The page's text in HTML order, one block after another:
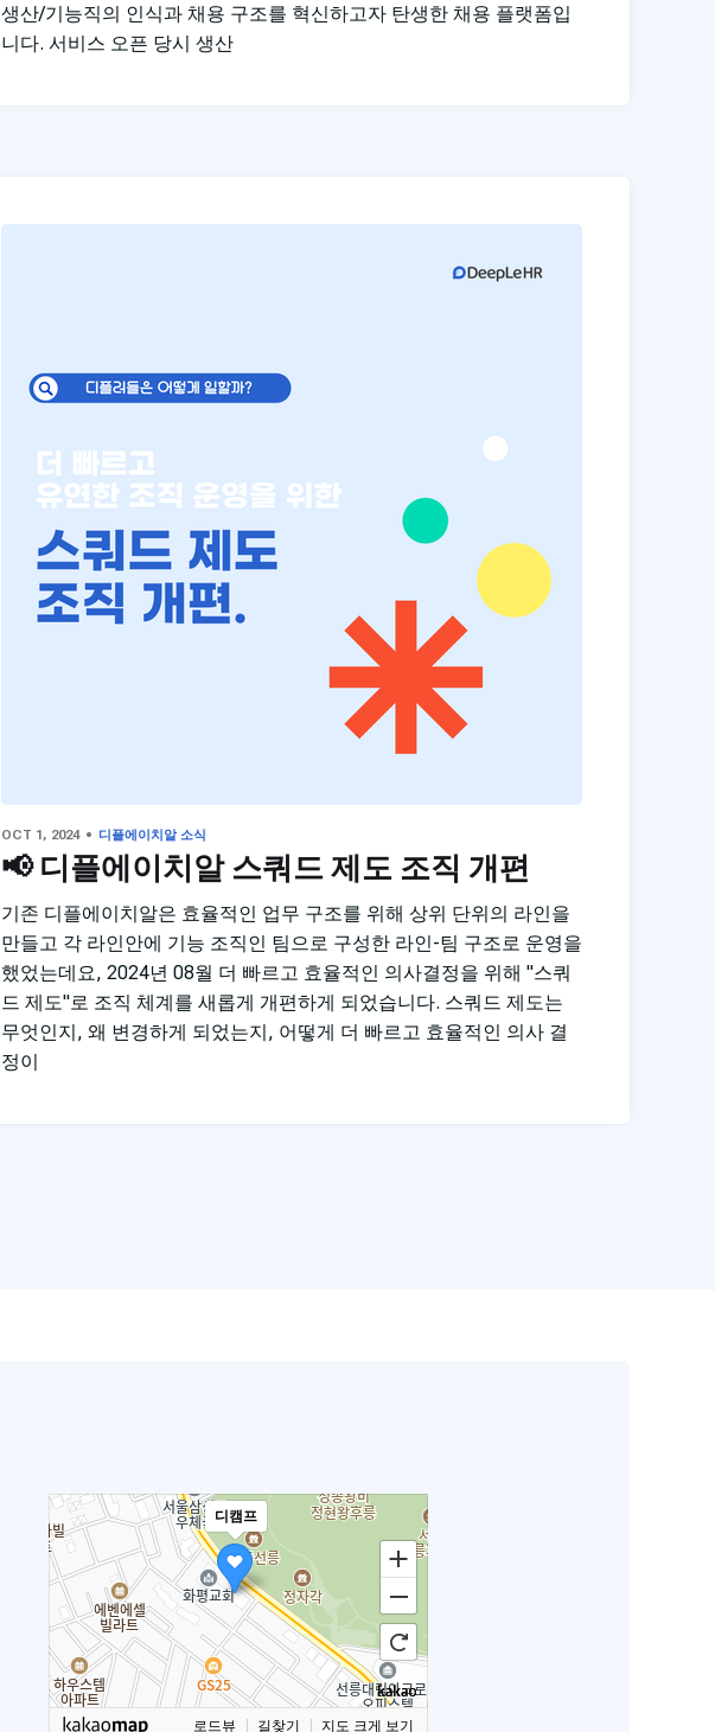
생산/기능직의 인식과 채용 구조를 혁신하고자 탄생한 채용 플랫폼입
니다. 서비스 오픈 당시 생산
OCT 1, 2024 디플에이치알 소식
📢 디플에이치알 스쿼드 제도 조직 개편
기존 디플에이치알은 효율적인 업무 구조를 위해 상위 단위의 라인을
만들고 각 라인안에 기능 조직인 팀으로 구성한 라인-팀 구조로 운영을
했었는데요, 2024년 08월 더 빠르고 효율적인 의사결정을 위해 "스쿼
드 제도"로 조직 체계를 새롭게 개편하게 되었습니다. 스쿼드 제도는
무엇인지, 왜 변경하게 되었는지, 어떻게 더 빠르고 효율적인 의사 결
정이
디캠프
로드뷰 길찾기 지도 크게 보기